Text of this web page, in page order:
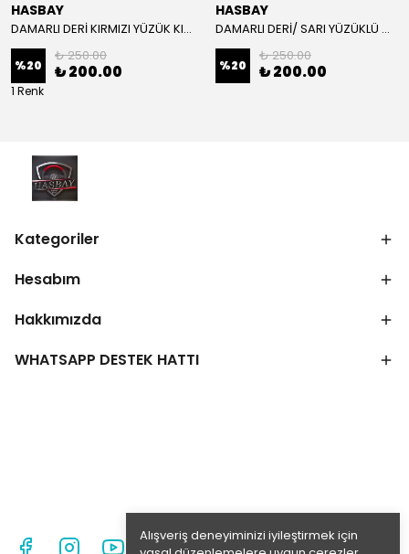
Alışveriş deneyiminizi iyileştirmek için
HASBAY
DAMARLI DERİ KIRMIZI YÜZÜK KIRMIZI DİKİŞLİ VW CRAFTER İÇİN İP İĞNE DAHİL
%20
₺ 250.00
₺ 200.00
1 Renk
HASBAY
DAMARLI DERİ/ SARI YÜZÜKLÜ MODEL/SARI DİKİŞLİ/HIZLI KARGO
%20
₺ 250.00
₺ 200.00
Kategoriler
Hesabım
Hakkımızda
WHATSAPP DESTEK HATTI